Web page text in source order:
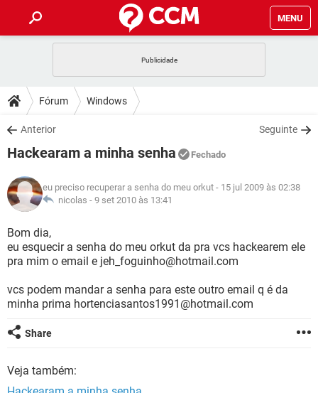
MENU
CELULAR
OUTLOOK
INSTAGRAM GMAIL
GUIA DE COMPRAS
DICAS
JOGOS
INSTAGRAM GMAIL
GUIA DE COMPRAS
DOWNLOADS
JOGOS WHATSAPP
CELULAR
OUTLOOK EXCEL
INSTAGRAM
GUIA DE COMPRAS
JOGOS WHATSAPP
CELULAR
OUTLOOK
INSTAGRAM GMAIL
GUIA DE COMPRAS
GLOSSÁRIO
JOGOS
CELULAR FACEBOOK
INSTAGRAM GMAIL
GUIA DE COMPRAS
Fórum Windows
Anterior Seguinte
Hackearam a minha senha Fechado
eu preciso recuperar a senha do meu orkut - 15 jul 2009 às 02:38
nicolas - 9 set 2010 às 13:41
Bom dia,
eu esquecir a senha do meu orkut da pra vcs hackearem ele
pra mim o email e jeh_foguinho@hotmail.com
vcs podem mandar a senha para este outro email q é da
minha prima hortenciasantos1991@hotmail.com
Share
Veja também: